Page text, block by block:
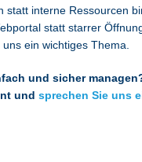
statt interne Ressourcen
statt starrer
ein wichtiges Thema.
und sicher
und sprechen Sie uns